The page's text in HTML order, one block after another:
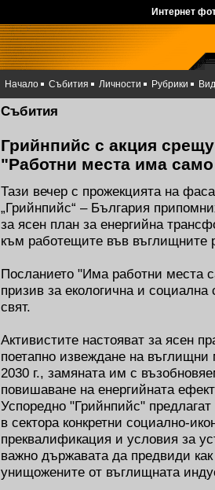
Интернет
Начало Събития Личности Рубрики
Събития
Грийнпийс с акция
"Работни места има
Тази вечер с прожекцията на
„Грийнпийс“ – България
за ясен план за енергийна
към работещите във въглищните
Посланието "Има работни места
призив за екологична и
свят.
Активистите настояват за ясен
поетапно извеждане на
2030 г., замяната им с
повишаване на енергийната
Успоредно "Грийнпийс"
в сектора конкретни социално-
преквалификация и условия за
важно държавата да предвиди
унищожените от въглищната